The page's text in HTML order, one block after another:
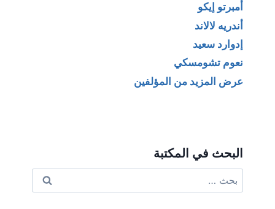
أمبرتو إيكو
أندريه لالاند
إدوارد سعيد
نعوم تشومسكي
عرض المزيد من المؤلفين
البحث في المكتبة
عن: